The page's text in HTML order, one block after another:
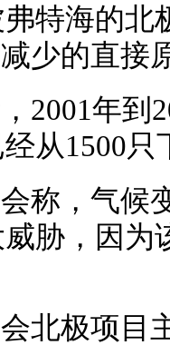
特海的北
少的直接
2001年到
从1500只
称，气候
胁，因为
北极项目